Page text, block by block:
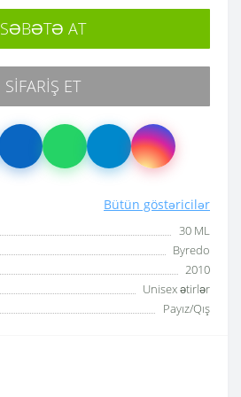
Bütün göstəricilər
30 ML
Byredo
2010
Unisex ətirlər
Payız/Qış
SƏBƏTƏ AT
SIFARIŞ ET